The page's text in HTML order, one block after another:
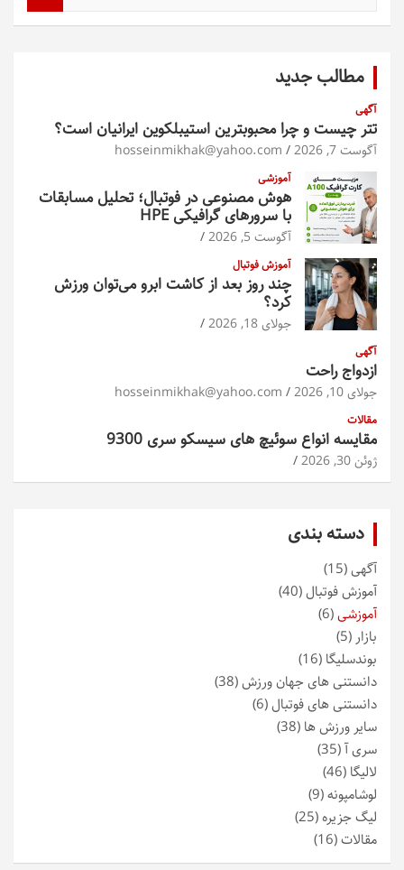
مطالب جدید
آگهی
تتر چیست و چرا محبوبترین استیبلکوین ایرانیان است؟
آگوست 7, 2026 hosseinmikhak@yahoo.com
آموزشی
هوش مصنوعی در فوتبال؛ تحلیل مسابقات
با سرورهای گرافیکی HPE
آگوست 5, 2026
آموزش فوتبال
چند روز بعد از کاشت ابرو می‌توان ورزش
کرد؟
جولای 18, 2026
آگهی
ازدواج راحت
جولای 10, 2026 hosseinmikhak@yahoo.com
مقالات
مقایسه انواع سوئیچ های سیسکو سری 9300
ژوئن 30, 2026
دسته بندی
آگهی(15)
آموزش فوتبال(40)
آموزشی(6)
بازار (5)
بوندسلیگا (16)
دانستنی های جهان ورزش(38)
دانستنی های فوتبال(6)
سایر ورزش ها (38)
سری آ(35)
لالیگا (46)
لوشامپونه(9)
لیگ جزیره(25)
مقالات(16)